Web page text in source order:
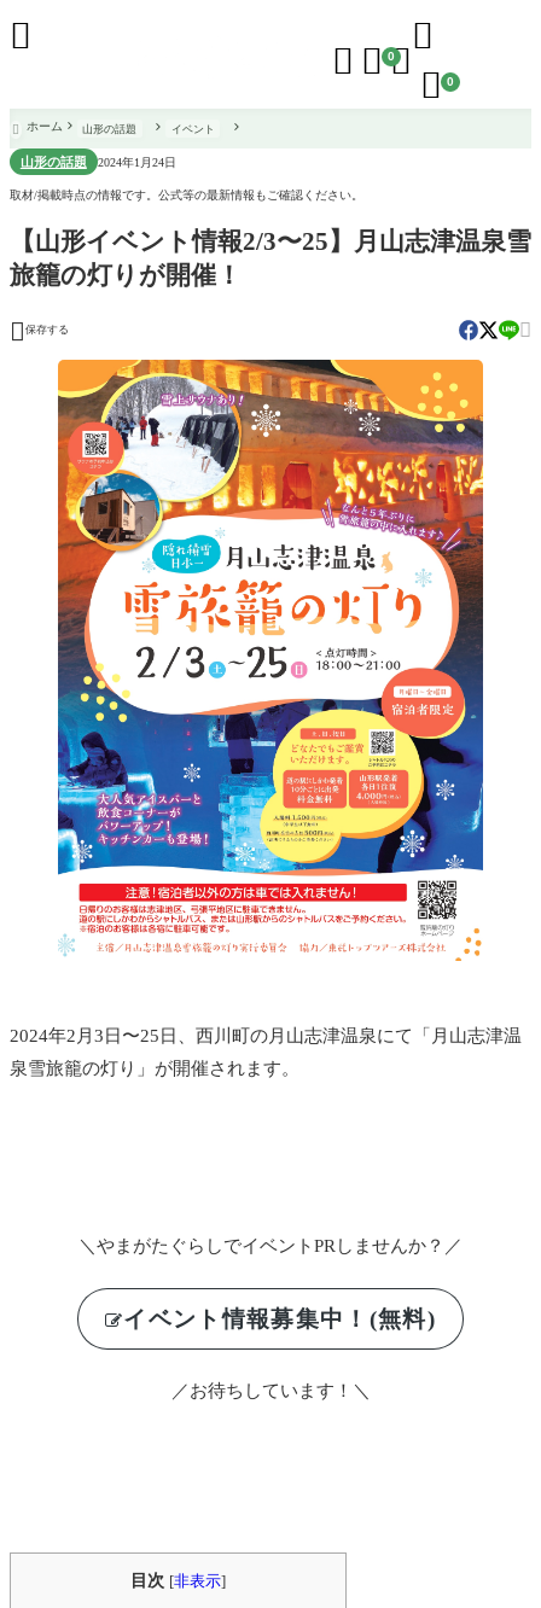
  0

 0

 ホーム 山形の話題 イベント
山形の話題 2024年1月24日
取材/掲載時点の情報です。公式等の最新情報もご確認ください。
【山形イベント情報2/3〜25】月山志津温泉雪
旅籠の灯りが開催！
 保存する 
2024年2月3日〜25日、西川町の月山志津温泉にて「月山志津温
泉雪旅籠の灯り」が開催されます。
＼やまがたぐらしでイベントPRしませんか？／
イベント情報募集中！(無料)
／お待ちしています！＼
目次 [非表示]